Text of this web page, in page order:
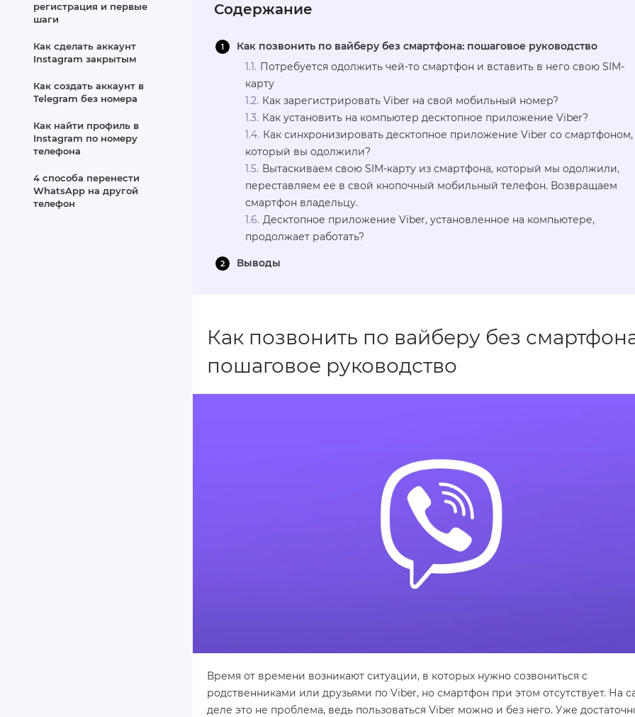
Содержание
Как позвонить по вайберу без смартфона: пошаговое руководство
Потребуется одолжить чей-то смартфон и вставить в него свою SIM-
карту
Как зарегистрировать Viber на свой мобильный номер?
Как установить на компьютер десктопное приложение Viber?
Как синхронизировать десктопное приложение Viber со смартфоном,
который вы одолжили?
Вытаскиваем свою SIM-карту из смартфона, который мы одолжили,
переставляем ее в свой кнопочный мобильный телефон. Возвращаем
смартфон владельцу.
Десктопное приложение Viber, установленное на компьютере,
продолжает работать?
Выводы
Как позвонить по вайберу без
пошаговое руководство
Время от времени возникают ситуации, в которых нужно созвониться с
родственниками или друзьями по Viber, но смартфон при этом отсутствует. На
деле это не проблема, ведь пользоваться Viber можно и без него. Уже
регистрация и первые
шаги
Как сделать аккаунт
Instagram закрытым
Как создать аккаунт в
Telegram без номера
Как найти профиль в
Instagram по номеру
телефона
4 способа перенести
WhatsApp на другой
телефон